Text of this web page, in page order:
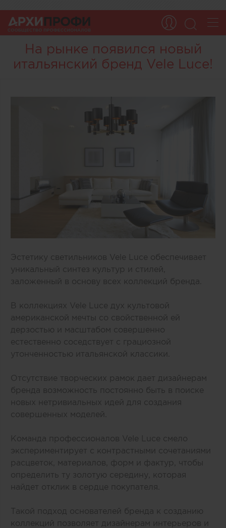
На рынке появился новый
итальянский бренд Vele Luce!
Эстетику светильников Vele Luce обеспечивает
уникальный синтез культур и стилей,
заложенный в основу всех коллекций бренда.
В коллекциях Vele Luce дух культовой
американской мечты со свойственной ей
дерзостью и масштабом совершенно
естественно соседствует с грациозной
утонченностью итальянской классики.
Отсутствие творческих рамок дает дизайнерам
бренда возможность постоянно быть в поиске
новых нетривиальных идей для создания
совершенных моделей.
Команда профессионалов Vele Luce смело
экспериментирует с контрастными сочетаниями
расцветок, материалов, форм и фактур, чтобы
определить ту золотую середину, которая
найдет отклик в сердце покупателя.
Такой подход основателей бренда к созданию
коллекций позволяет дизайнерам интерьеров и